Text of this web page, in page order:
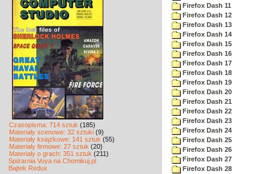
Czasopisma: 714 sztuk (185)
Materiały scenowe: 32 sztuki (9)
Materiały książkowe: 141 sztuk (55)
Materiały firmowe: 27 sztuk (20)
Materiały o grach: 351 sztuk (211)
Spiżarnia Voya na Chomikuj.pl
Bajtek Redux
Firefox Dash 11
Firefox Dash 12
Firefox Dash 13
Firefox Dash 14
Firefox Dash 15
Firefox Dash 16
Firefox Dash 17
Firefox Dash 18
Firefox Dash 19
Firefox Dash 20
Firefox Dash 21
Firefox Dash 22
Firefox Dash 23
Firefox Dash 24
Firefox Dash 25
Firefox Dash 26
Firefox Dash 27
Firefox Dash 28